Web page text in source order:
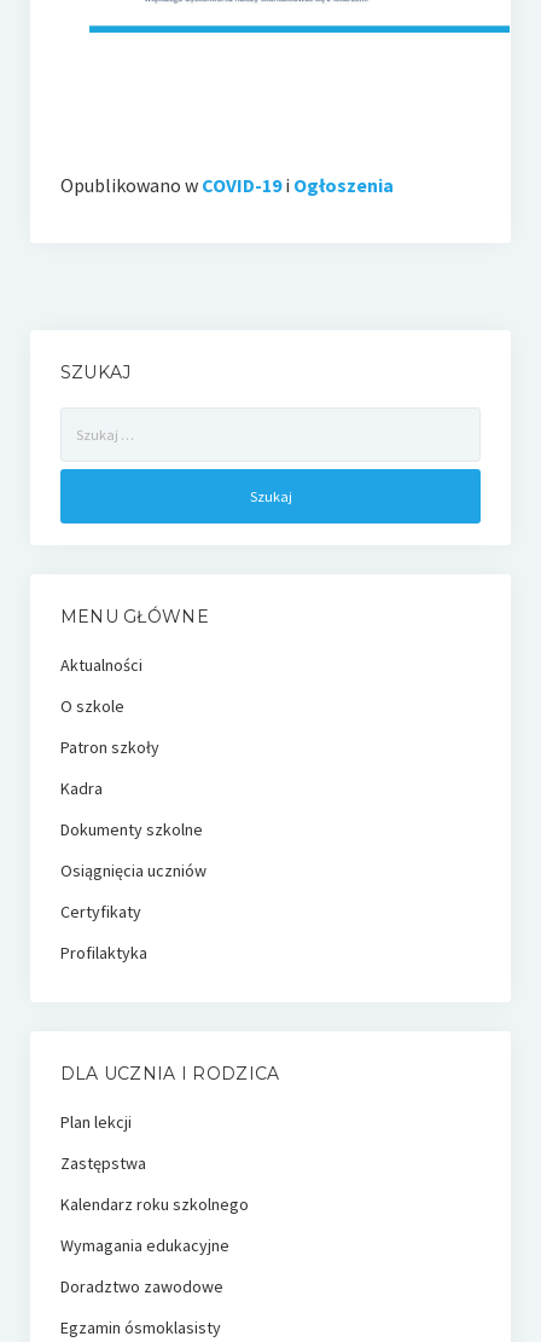
Opublikowano w COVID-19i Ogłoszenia
SZUKAJ
MENU GŁÓWNE
Aktualności
O szkole
Patron szkoły
Kadra
Dokumenty szkolne
Osiągnięcia uczniów
Certyfikaty
Profilaktyka
DLA UCZNIA I RODZICA
Plan lekcji
Zastępstwa
Kalendarz roku szkolnego
Wymagania edukacyjne
Doradztwo zawodowe
Egzamin ósmoklasisty